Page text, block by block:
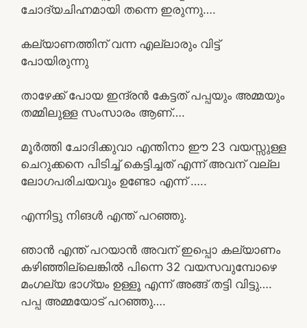
ചോദ്യചിഹ്നമായി തന്നെ ഇരുന്നു….
കല്യാണത്തിന് വന്ന എല്ലാരും വിട്ട്
പോയിരുന്നു
താഴേക്ക് പോയ ഇന്ദ്രൻ കേട്ടത് പപ്പയും അമ്മയും
തമ്മിലുള്ള സംസാരം ആണ്….
മൂർത്തി ചോദിക്കുവാ എന്തിനാ ഈ 23 വയസ്സുള്ള
ചെറുക്കനെ പിടിച്ച് കെട്ടിച്ചത് എന്ന് അവന് വല്ല
ലോഗപരിചയവും ഉണ്ടോ എന്ന് …..
എന്നിട്ടു നിങൾ എന്ത് പറഞ്ഞു.
ഞാൻ എന്ത് പറയാൻ അവന് ഇപ്പൊ കല്യാണം
കഴിഞ്ഞില്ലെങ്കിൽ പിന്നെ 32 വയസവുമ്പോഴെ
മംഗല്യ ഭാഗ്യം ഉള്ളൂ എന്ന് അങ്ങ് തട്ടി വിട്ടു….
പപ്പ അമ്മയോട് പറഞ്ഞു….